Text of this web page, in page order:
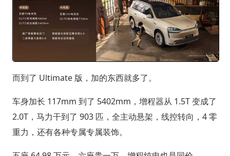
而到了 Ultimate 版，加的东西就多了。
车身加长 117mm 到了 5402mm，增程器从 1.5T 变成了
2.0T，马力干到了 903 匹，全主动悬架，线控转向，4 零
重力，还有各种专属专属装饰。